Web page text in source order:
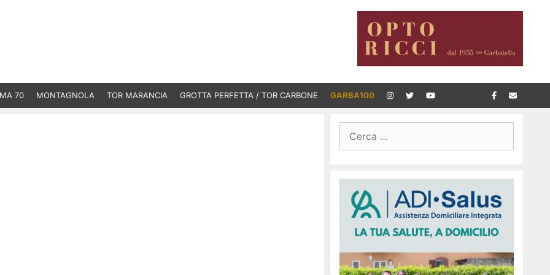
70 MONTAGNOLA TOR MARANCIA GROTTA PERFETTA / TOR CARBONE GARBA100
per: